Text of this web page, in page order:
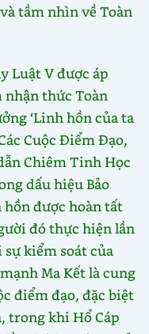
tầm nhìn về Toàn
Luật V được áp
nhận thức Toàn
‘Linh hồn của ta
Cuộc Điểm Đạo,
Chiêm Tinh Học
dấu hiệu Bảo
được hoàn tất
đó thực hiện lần
kiểm soát của
Ma Kết là cung
điểm đạo, đặc biệt
trong khi Hổ Cáp